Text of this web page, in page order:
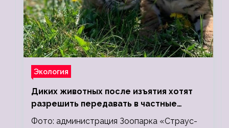
Экология
Диких животных после изъятия хотят
разрешить передавать в частные
зоопарки
Фото: администрация Зоопарка «Страус-